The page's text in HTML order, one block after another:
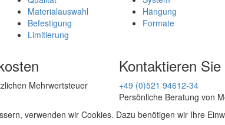
Materialauswahl
Befestigung
Limitierung
Hängung
Formate
Mehrwertsteuer
Kontaktieren
+49 (0)521 94612-34
Persönliche Beratung von
verwenden wir Cookies. Dazu benötigen wir Ihre